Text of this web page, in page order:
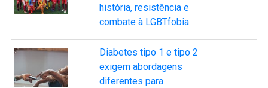
história, resistência e
combate à LGBTfobia
Diabetes tipo 1 e tipo 2
exigem abordagens
diferentes para